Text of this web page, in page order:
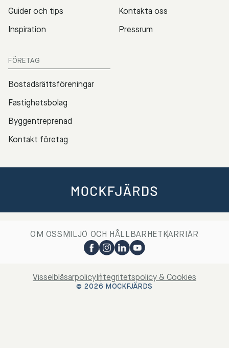
Guider och tips
Inspiration
Kontakta oss
Pressrum
FÖRETAG
Bostadsrättsföreningar
Fastighetsbolag
Byggentreprenad
Kontakt företag
OM OSSMILJÖ OCH HÅLLBARHETKARRIÄR
© 2026 MOCKFJÄRDS
VisselblåsarpolicyIntegritetspolicy & Cookies